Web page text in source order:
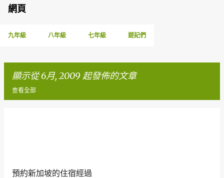
網頁
九年級 八年級 七年級 遊記們
顯示從 6月, 2009 起發佈的文章
查看全部
預約新加坡的住宿經過